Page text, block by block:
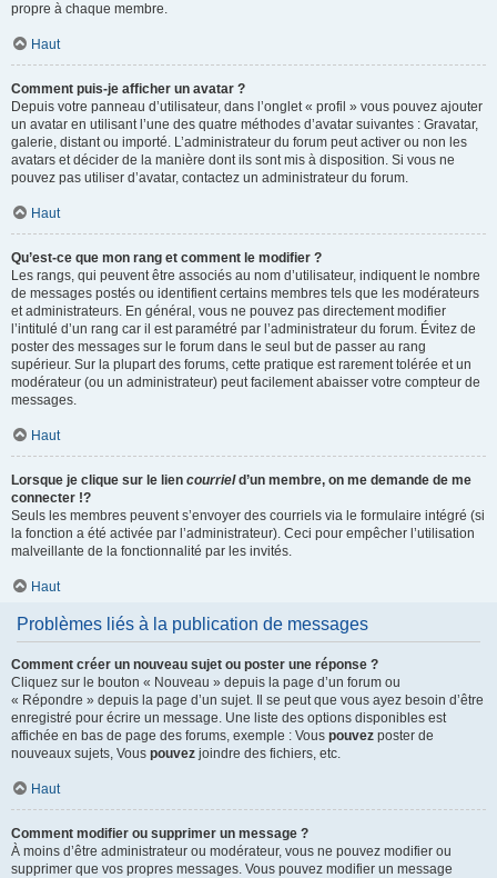
propre à chaque membre.
Haut
Comment puis-je afficher un avatar ?
Depuis votre panneau d’utilisateur, dans l’onglet « profil » vous pouvez ajouter
un avatar en utilisant l’une des quatre méthodes d’avatar suivantes : Gravatar,
galerie, distant ou importé. L’administrateur du forum peut activer ou non les
avatars et décider de la manière dont ils sont mis à disposition. Si vous ne
pouvez pas utiliser d’avatar, contactez un administrateur du forum.
Haut
Qu’est-ce que mon rang et comment le modifier ?
Les rangs, qui peuvent être associés au nom d’utilisateur, indiquent le nombre
de messages postés ou identifient certains membres tels que les modérateurs
et administrateurs. En général, vous ne pouvez pas directement modifier
l’intitulé d’un rang car il est paramétré par l’administrateur du forum. Évitez de
poster des messages sur le forum dans le seul but de passer au rang
supérieur. Sur la plupart des forums, cette pratique est rarement tolérée et un
modérateur (ou un administrateur) peut facilement abaisser votre compteur de
messages.
Haut
Lorsque je clique sur le lien courrield’un membre, on me demande de me
connecter !?
Seuls les membres peuvent s’envoyer des courriels via le formulaire intégré (si
la fonction a été activée par l’administrateur). Ceci pour empêcher l’utilisation
malveillante de la fonctionnalité par les invités.
Haut
Problèmes liés à la publication de messages
Comment créer un nouveau sujet ou poster une réponse ?
Cliquez sur le bouton « Nouveau » depuis la page d’un forum ou
« Répondre » depuis la page d’un sujet. Il se peut que vous ayez besoin d’être
enregistré pour écrire un message. Une liste des options disponibles est
affichée en bas de page des forums, exemple : Vous pouvez poster de
nouveaux sujets, Vous pouvez joindre des fichiers, etc.
Haut
Comment modifier ou supprimer un message ?
À moins d’être administrateur ou modérateur, vous ne pouvez modifier ou
supprimer que vos propres messages. Vous pouvez modifier un message